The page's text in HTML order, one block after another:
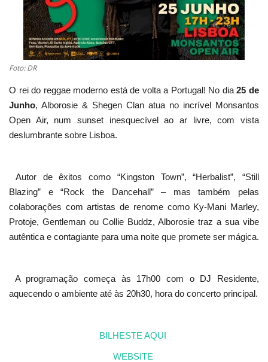
Cultura
Lazer
Ambiente
Foto: DR
O rei do reggae moderno está de volta a Portugal! No dia25 de
Junho, Alborosie & Shegen Clan atua no incrível Monsantos
Open Air, num sunset inesquecível ao ar livre, com vista
deslumbrante sobre Lisboa.
Autor de êxitos como “Kingston Town”, “Herbalist”, “Still
Blazing” e “Rock the Dancehall” – mas também pelas
colaborações com artistas de renome como Ky-Mani Marley,
Protoje, Gentleman ou Collie Buddz, Alborosie traz a sua vibe
autêntica e contagiante para uma noite que promete ser mágica.
A programação começa às 17h00 com o DJ Residente,
aquecendo o ambiente até às 20h30, hora do concerto principal.
BILHESTE AQUI
WEBSITE